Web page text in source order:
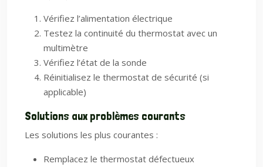
Vérifiez l’alimentation électrique
Testez la continuité du thermostat avec un
multimètre
Vérifiez l’état de la sonde
Réinitialisez le thermostat de sécurité (si
applicable)
Solutions aux problèmes courants
Les solutions les plus courantes :
Remplacez le thermostat défectueux